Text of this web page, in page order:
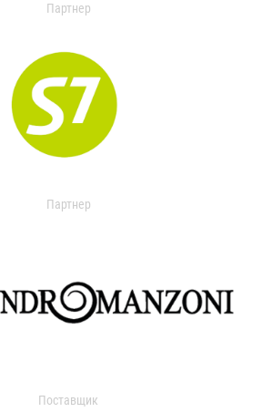
Партнер
Партнер
Поставщик